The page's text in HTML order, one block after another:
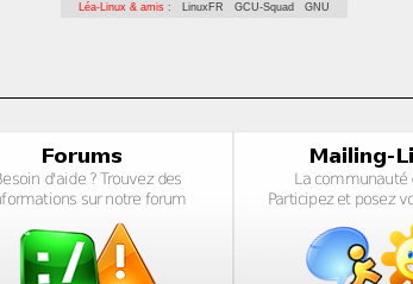
Léa-Linux & amis : LinuxFR GCU-Squad GNU